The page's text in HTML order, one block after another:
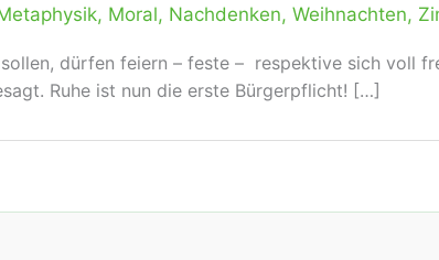
, Moral, Nachdenken, Weihnachten,
dürfen feiern – feste – respektive sich voll
Ruhe ist nun die erste Bürgerpflicht! […]